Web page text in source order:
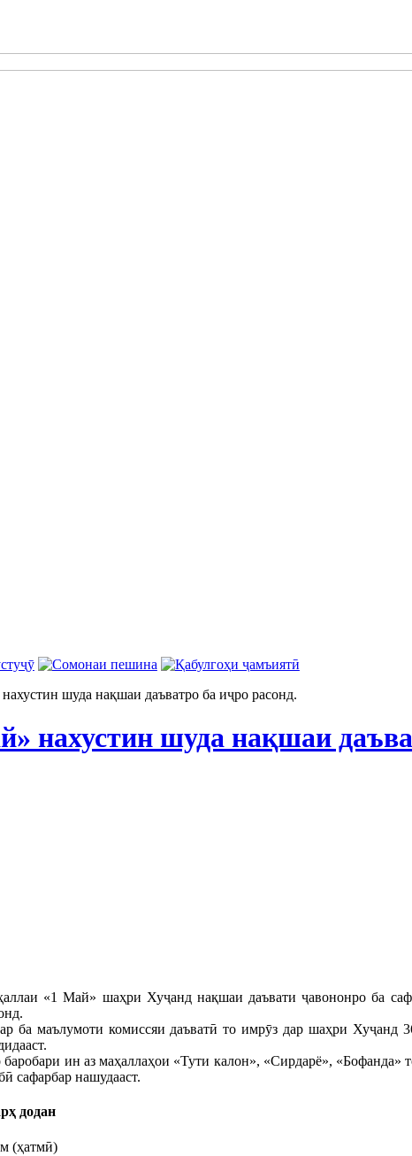
шуда нақшаи даъватро ба иҷро расонд.
нахустин шуда нақшаи
«1 Май» шаҳри Хуҷанд нақшаи даъвати ҷавононро ба
ба маълумоти комиссяи даъватӣ то имрӯз дар шаҳри Хуҷанд
баробари ин аз маҳаллаҳои «Тути калон», «Сирдарё», «Бофанда»
сафарбар нашудааст.
додан
(ҳатмӣ)